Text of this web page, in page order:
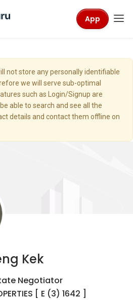
App
not store any personally identifiable
we will serve sub-optimal
such as Login/Signup are
able to search and see all the
details and contact them offline on
Kek
Negotiator
[ E (3) 1642 ]